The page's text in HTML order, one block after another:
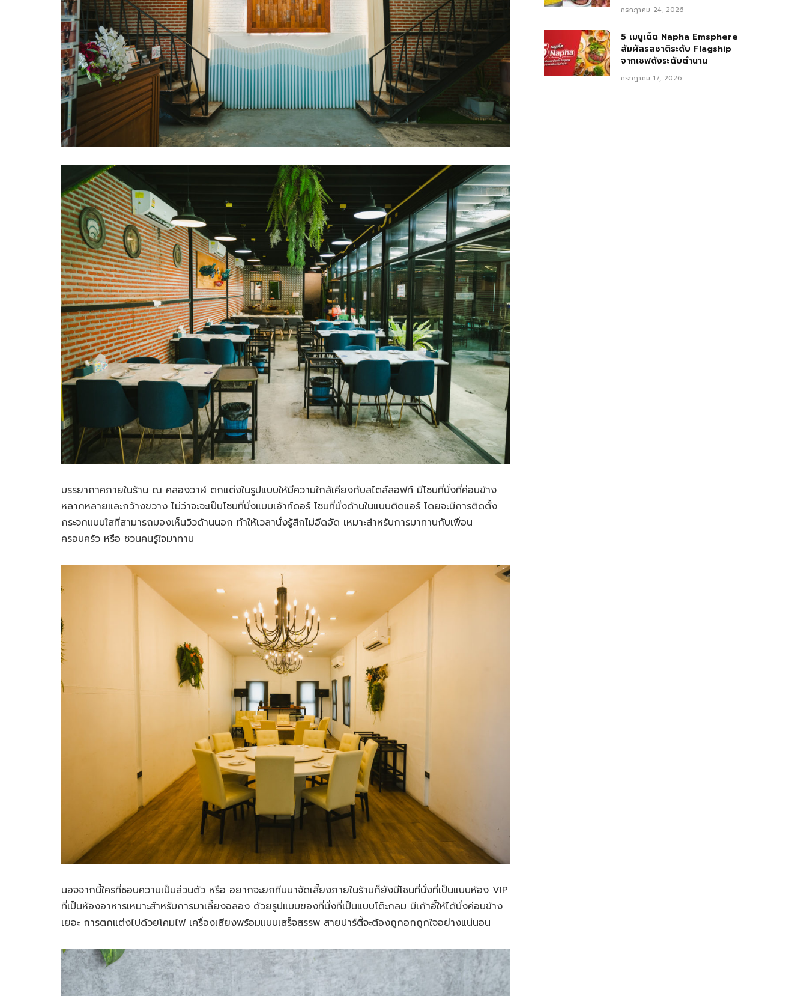
บรรยากาศภายในร้าน ณ คลองวาฬ ตกแต่งในรูปแบบให้มีความใกล้เคียงกับสไตล์ลอฟท์ มีโซนที่นั่งที่ค่อนข้าง
หลากหลายและกว้างขวาง ไม่ว่าจะจะเป็นโซนที่นั่งแบบเอ้าท์ดอร์ โซนที่นั่งด้านในแบบติดแอร์ โดยจะมีการติดตั้ง
กระจกแบบใสที่สามารถมองเห็นวิวด้านนอก ทำให้เวลานั่งรู้สึกไม่อึดอัด เหมาะสำหรับการมาทานกับเพื่อน
ครอบครัว หรือ ชวนคนรู้ใจมาทาน
นอจจากนี้ใครที่ชอบความเป็นส่วนตัว หรือ อยากจะยกทีมมาจัดเลี้ยงภายในร้านก็ยังมีโซนที่นั่งที่เป็นแบบห้อง VIP
ที่เป็นห้องอาหารเหมาะสำหรับการมาเลี้ยงฉลอง ด้วยรูปแบบของที่นั่งที่เป็นแบบโต๊ะกลม มีเก้าอี้ให้ได้นั่งค่อนข้าง
เยอะ การตกแต่งไปด้วยโคมไฟ เครื่องเสียงพร้อมแบบเสร็จสรรพ สายปาร์ตี้จะต้องถูกอกถูกใจอย่างแน่นอน
กรกฎาคม 24, 2026
5 เมนูเด็ด Napha Emsphere
สัมผัสรสชาติระดับ Flagship
จากเชฟดังระดับตำนาน
กรกฎาคม 17, 2026